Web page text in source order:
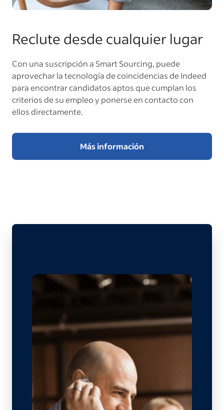
Reclute desde cualquier lugar
Con una suscripción a Smart Sourcing, puede
aprovechar la tecnología de coincidencias de Indeed
para encontrar candidatos aptos que cumplan los
criterios de su empleo y ponerse en contacto con
ellos directamente.
Más información